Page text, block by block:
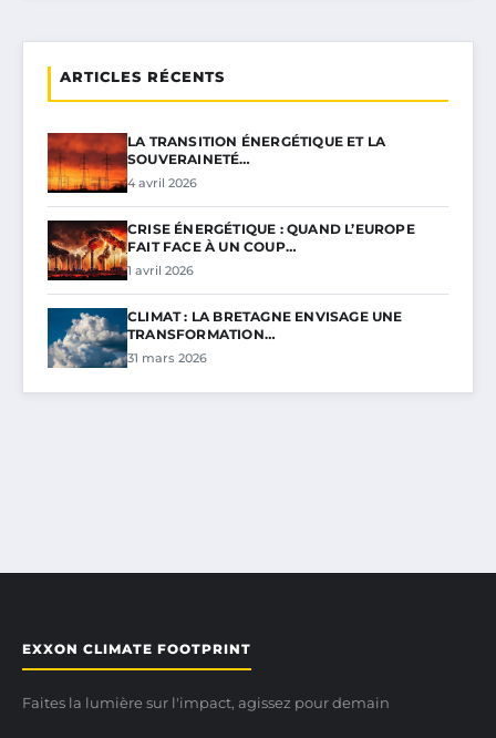
ARTICLES RÉCENTS
LA TRANSITION ÉNERGÉTIQUE ET LA
SOUVERAINETÉ…
4 avril 2026
CRISE ÉNERGÉTIQUE : QUAND L’EUROPE
FAIT FACE À UN COUP…
1 avril 2026
CLIMAT : LA BRETAGNE ENVISAGE UNE
TRANSFORMATION…
31 mars 2026
EXXON CLIMATE FOOTPRINT
Faites la lumière sur l'impact, agissez pour demain